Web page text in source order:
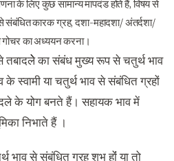
के लिए कुछ सामान्य मापदंड होते हैं, विषय से
संबंधित कारक ग्रह, दशा-महादशा/ अंतर्दशा/
गोचर का अध्ययन करना।
तबादलेे का संबंध मुख्य रूप से चतुर्थ भाव
स्वामी या चतुर्थ भाव से संबंधित ग्रहों
के योग बनते हैं। सहायक भाव में
निभाते हैं ।
भाव से संबंधित ग्रह शुभ होंं या तो